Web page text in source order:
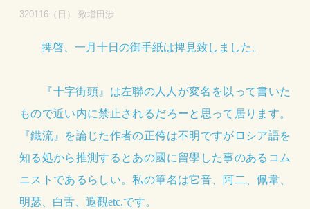
320116（日） 致增田涉
捭啓、一月十日の御手紙は捭見致しました。
『十字街頭』は左聯の人人が変名を以って書いた
もので近い内に禁止されるだろーと思って居ります。
『鐵流』を論じた作者の正侉は不明ですがロシア語を
知る処から推測するとあの國に留學した事のあるコム
ニストであるらしい。私の筆名は它音、阿二、佩韋、
明瑟、白舌、遐觀etc.です。